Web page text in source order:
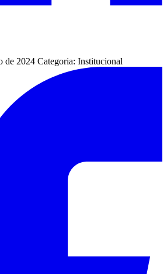
de 2024 Categoria: Institucional